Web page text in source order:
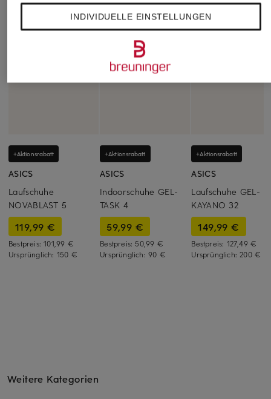
+Aktionsrabatt
ASICS
Laufschuhe
NOVABLAST 5
119,99 €
Bestpreis:101,99 €
Ursprünglich: 150 €
+Aktionsrabatt
ASICS
Indoorschuhe GEL-
TASK 4
59,99 €
Bestpreis: 50,99 €
Ursprünglich: 90 €
+Aktionsrabatt
ASICS
Laufschuhe GEL-
KAYANO 32
149,99 €
Bestpreis: 127,49 €
Ursprünglich:200 €
Weitere Kategorien
INDIVIDUELLE EINSTELLUNGEN